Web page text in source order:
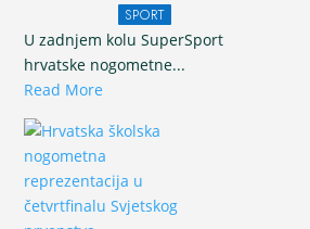
SPORT
U zadnjem kolu SuperSport
hrvatske nogometne...
Read More